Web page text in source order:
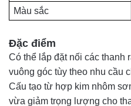
Màu sắc
Đặc điểm
Có thể lắp đặt nối các thanh
vuông góc tùy theo nhu cầu
Cấu tạo từ hợp kim nhôm
vừa giảm trọng lượng cho